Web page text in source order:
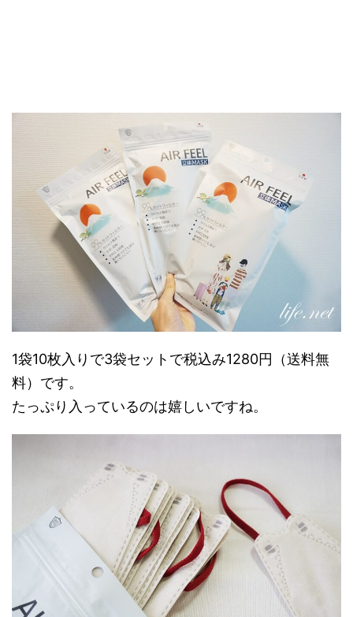
1袋10枚入りで3袋セットで税込み1280円（送料無
料）です。
たっぷり入っているのは嬉しいですね。